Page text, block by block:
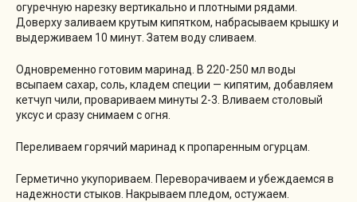
огуречную нарезку вертикально и плотными рядами.
Доверху заливаем крутым кипятком, набрасываем крышку и
выдерживаем 10 минут. Затем воду сливаем.
Одновременно готовим маринад. В 220-250 мл воды
всыпаем сахар, соль, кладем специи — кипятим, добавляем
кетчуп чили, провариваем минуты 2-3. Вливаем столовый
уксус и сразу снимаем с огня.
Переливаем горячий маринад к пропаренным огурцам.
Герметично укупориваем. Переворачиваем и убеждаемся в
надежности стыков. Накрываем пледом, остужаем.